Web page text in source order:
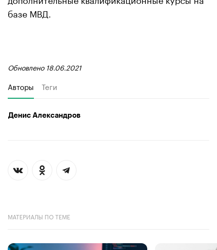
базе МВД.
Обновлено 18.06.2021
Авторы Теги
Денис Александров
МАТЕРИАЛЫ ПО ТЕМЕ